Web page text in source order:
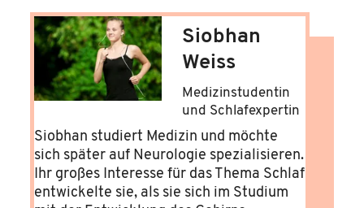
Siobhan
Weiss
Medizinstudentin
und Schlafexpertin
Siobhan studiert Medizin und möchte
sich später auf Neurologie spezialisieren.
Ihr großes Interesse für das Thema Schlaf
entwickelte sie, als sie sich im Studium